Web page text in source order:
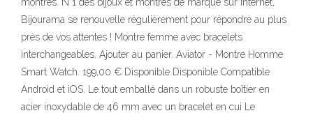
Bijourama se renouvelle régulièrement pour répondre au plus
près de vos attentes ! Montre femme avec bracelets
interchangeables. Ajouter au panier. Aviator - Montre Homme
Smart Watch. 199,00 € Disponible Disponible Compatible
Android et iOS. Le tout emballé dans un robuste boîtier en
acier inoxydable de 46 mm avec un bracelet en cui Le